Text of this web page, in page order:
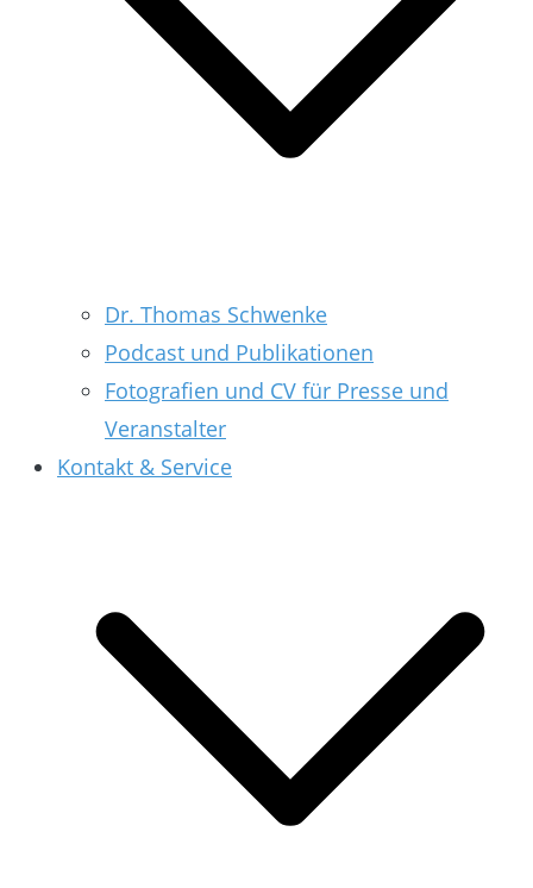
Dr. Thomas Schwenke
Podcast und Publikationen
Fotografien und CV für Presse und
Veranstalter
Kontakt & Service